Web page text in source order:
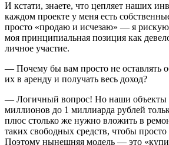
И кстати, знаете, что цепляет наших
каждом проекте у меня есть
просто «продаю и исчезаю» — я
моя принципиальная позиция как
личное участие.
— Почему бы вам просто не оставлять
их в аренду и получать весь доход?
— Логичный вопрос! Но наши объекты
миллионов до 1 миллиарда рублей
плюс столько же нужно вложить в
таких свободных средств, чтобы
Поэтому нынешняя модель — это